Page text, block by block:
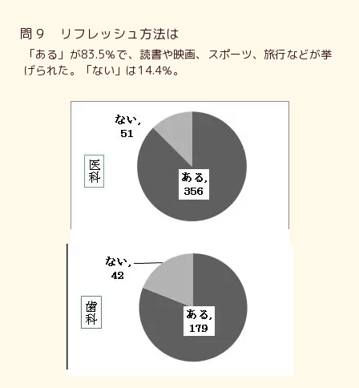
問９ リフレッシュ方法は
「ある」が83.5％で、読書や映画、スポーツ、旅行などが挙
げられた。「ない」は14.4％。